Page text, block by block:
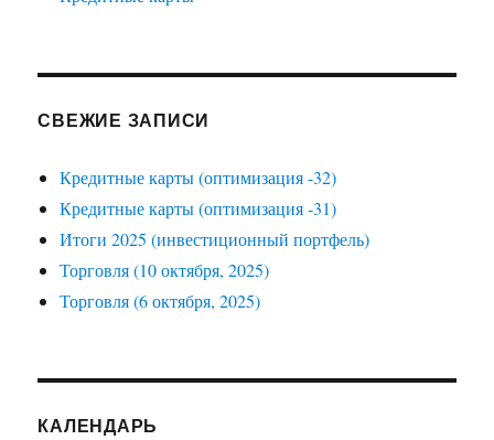
СВЕЖИЕ ЗАПИСИ
Кредитные карты (оптимизация -32)
Кредитные карты (оптимизация -31)
Итоги 2025 (инвестиционный портфель)
Торговля (10 октября, 2025)
Торговля (6 октября, 2025)
КАЛЕНДАРЬ